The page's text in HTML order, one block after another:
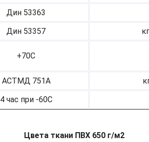
Дин 53363
Дин 53357
+70С
АСТМД 751А
4 час при -60С
Цвета ткани ПВХ 650 г/м2